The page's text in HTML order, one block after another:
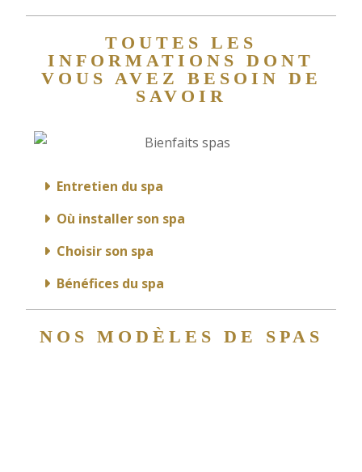
TOUTES LES
INFORMATIONS DONT
VOUS AVEZ BESOIN DE
SAVOIR
Entretien du spa
Où installer son spa
Choisir son spa
Bénéfices du spa
NOS MODÈLES DE SPAS